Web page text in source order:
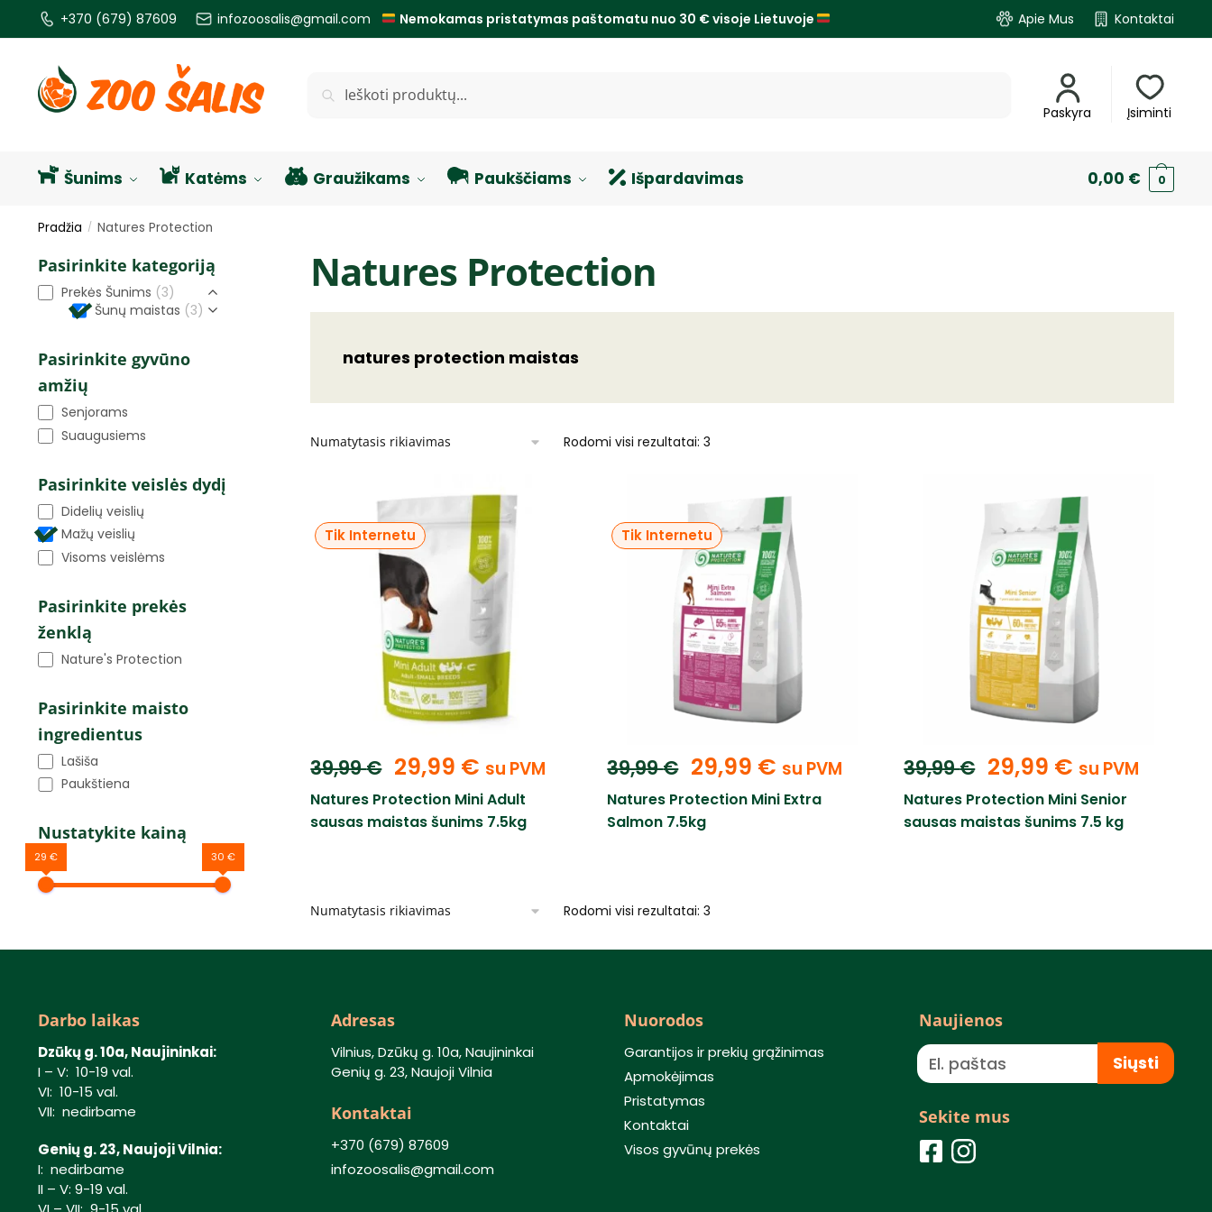
+370 (679) 87609 infozoosalis@gmail.com Nemokamas pristatymas paštomatu nuo 30 € visoje Lietuvoje Apie Mus Kontaktai
Paskyra Įsiminti
Šunims Katėms Graužikams Paukščiams Išpardavimas 0,00 € 0
Pradžia / Natures Protection
Natures Protection
natures protection maistas
Rodomi visi rezultatai: 3
39,99€ 29,99 € su PVM
Tik Internetu
Natures Protection Mini Adult
sausas maistas šunims 7.5kg
39,99€ 29,99 € su PVM
Tik Internetu
Natures Protection Mini Extra
Salmon 7.5kg
39,99€ 29,99 € su PVM
Natures Protection Mini Senior
sausas maistas šunims 7.5 kg
Rodomi visi rezultatai: 3
Pasirinkite kategoriją
Prekės Šunims (3)
Šunų maistas (3)
Pasirinkite gyvūno
amžių
Senjorams
Suaugusiems
Pasirinkite veislės dydį
Didelių veislių
Mažų veislių
Visoms veislėms
Pasirinkite prekės
ženklą
Nature's Protection
Pasirinkite maisto
ingredientus
Lašiša
Paukštiena
Nustatykite kainą
29 € 30 €
Darbo laikas
Dzūkų g. 10a, Naujininkai:
I – V: 10-19 val.
VI: 10-15 val.
VII: nedirbame
Genių g. 23, Naujoji Vilnia:
I: nedirbame
II – V: 9-19 val.
Adresas
Vilnius, Dzūkų g. 10a, Naujininkai
Genių g. 23, Naujoji Vilnia
Kontaktai
+370 (679) 87609
infozoosalis@gmail.com
Nuorodos
Garantijos ir prekių grąžinimas
Apmokėjimas
Pristatymas
Kontaktai
Visos gyvūnų prekės
Naujienos
Siųsti
Sekite mus